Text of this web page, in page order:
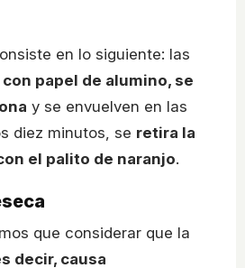
en lo siguiente: las
papel de alumino, se
y se envuelven en las
diez minutos, se retira la
el palito de naranjo.
que considerar que la
decir, causa